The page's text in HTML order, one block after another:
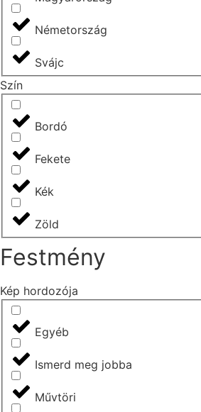
Németország
Svájc
Szín
Bordó
Fekete
Kék
Zöld
Festmény
Kép hordozója
Egyéb
Ismerd meg jobba
Művtöri